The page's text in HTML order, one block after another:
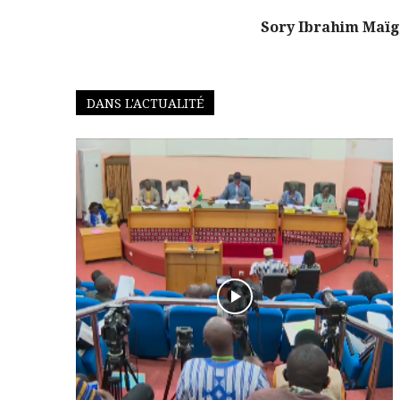
Sory Ibrahim
DANS L'ACTUALITÉ